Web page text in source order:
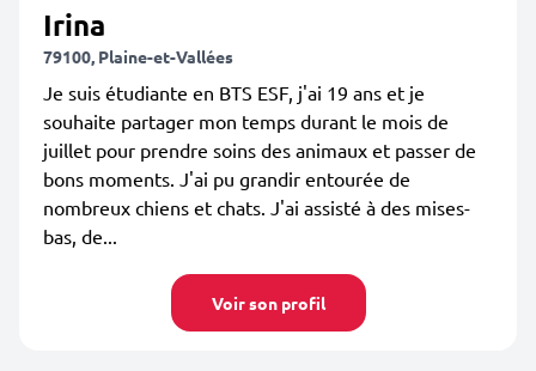
Irina
79100, Plaine-et-Vallées
Je suis étudiante en BTS ESF, j'ai 19 ans et je
souhaite partager mon temps durant le mois de
juillet pour prendre soins des animaux et passer de
bons moments. J'ai pu grandir entourée de
nombreux chiens et chats. J'ai assisté à des mises-
bas, de...
Voir son profil